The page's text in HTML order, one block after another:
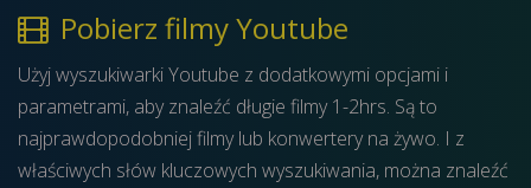
Pobierz filmy Youtube
Użyj wyszukiwarki Youtube z dodatkowymi opcjami i
parametrami, aby znaleźć długie filmy 1-2hrs. Są to
najprawdopodobniej filmy lub konwertery na żywo. I z
właściwych słów kluczowych wyszukiwania, można znaleźć